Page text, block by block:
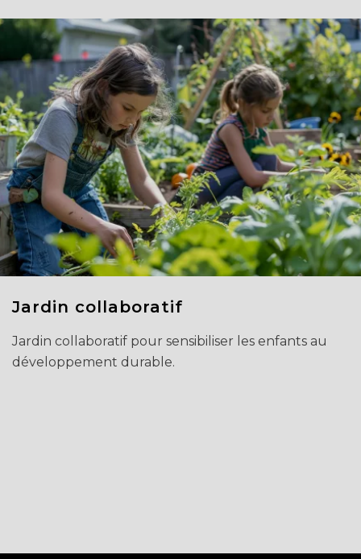
Jardin collaboratif
Jardin collaboratif pour sensibiliser les enfants au
développement durable.